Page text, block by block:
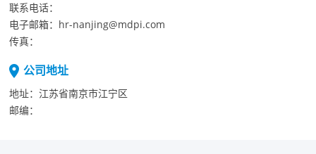
联系电话：
电子邮箱： hr-nanjing@mdpi.com
传真：
公司地址
地址： 江苏省南京市江宁区
邮编：